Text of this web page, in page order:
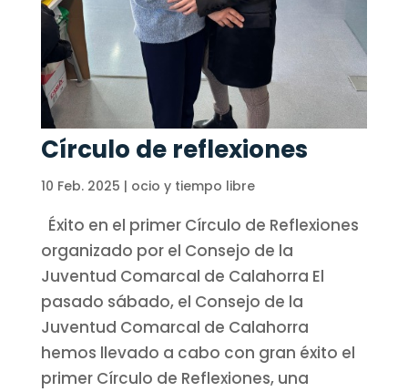
Círculo de reflexiones
10 Feb. 2025 | ocio y tiempo libre
Éxito en el primer Círculo de Reflexiones
organizado por el Consejo de la
Juventud Comarcal de Calahorra El
pasado sábado, el Consejo de la
Juventud Comarcal de Calahorra
hemos llevado a cabo con gran éxito el
primer Círculo de Reflexiones, una